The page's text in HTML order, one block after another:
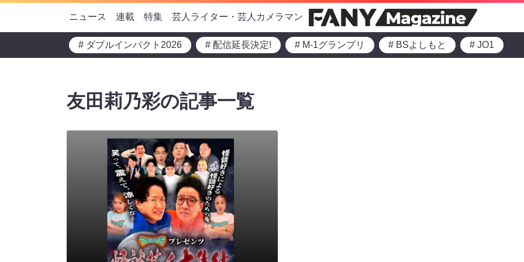
ニュース 連載 特集 芸人ライター・芸人カメラマン
# ダブルインパクト2026 # 配信延長決定! # M-1グランプリ # BSよしもと # JO1
友田莉乃彩の記事一覧